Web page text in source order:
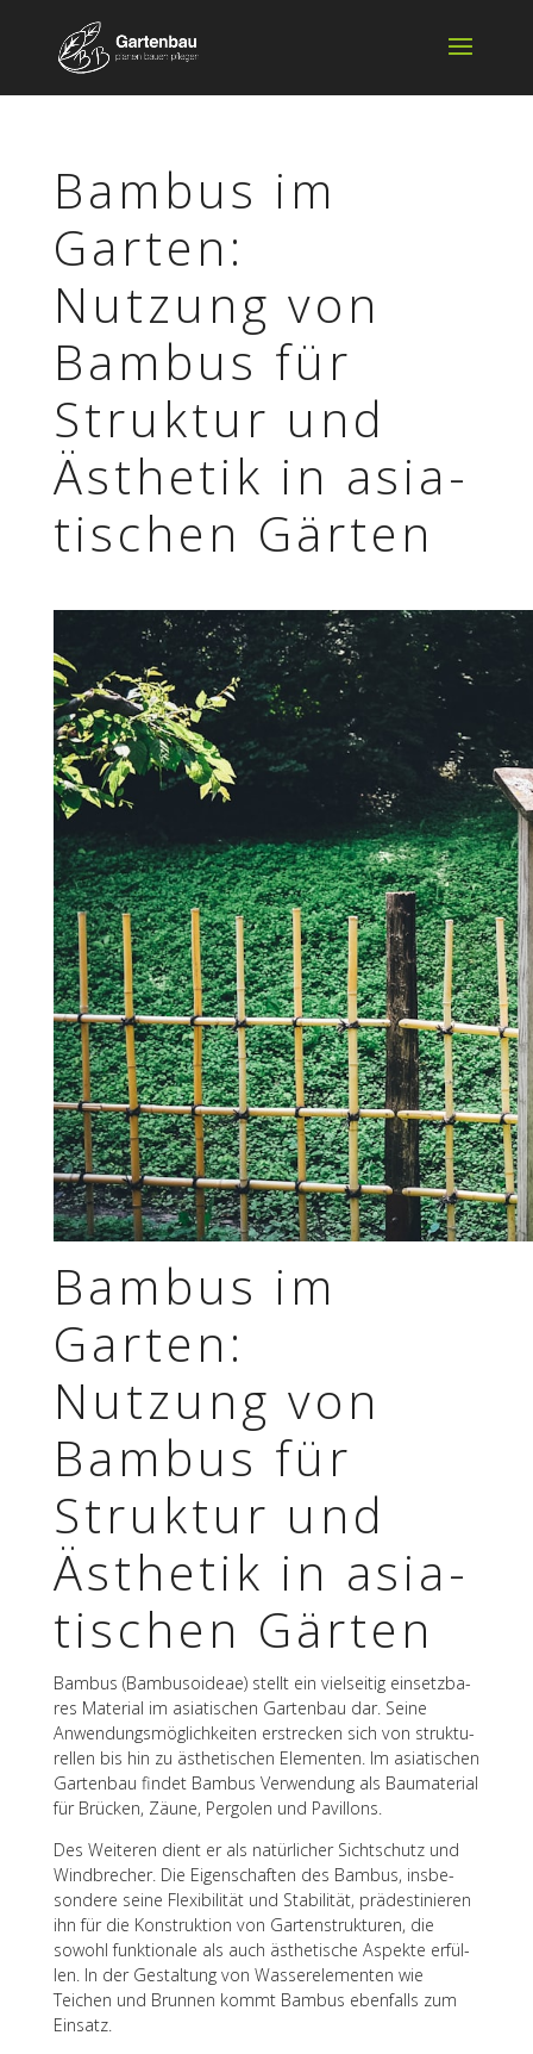
Bambus im
Garten:
Nutzung von
Bambus für
Struk­tur und
Ästhe­tik in asia­
ti­schen Gärten
Bambus im
Garten:
Nutzung von
Bambus für
Struk­tur und
Ästhe­tik in asia­
ti­schen Gärten
Bambus (Bambu­so­ideae) stellt ein viel­sei­tig einsetz­ba­
res Mate­rial im asia­ti­schen Garten­bau dar. Seine
Anwen­dungs­mög­lich­kei­ten erstre­cken sich von struk­tu­
rel­len bis hin zu ästhe­ti­schen Elemen­ten. Im asia­ti­schen
Garten­bau findet Bambus Verwen­dung als Bauma­te­rial
für Brücken, Zäune, Pergo­len und Pavillons.
Des Weite­ren dient er als natür­li­cher Sicht­schutz und
Wind­bre­cher. Die Eigen­schaf­ten des Bambus, insbe­
son­dere seine Flexi­bi­li­tät und Stabi­li­tät, präde­sti­nie­ren
ihn für die Konstruk­tion von Garten­struk­tu­ren, die
sowohl funk­tio­nale als auch ästhe­ti­sche Aspekte erfül­
len. In der Gestal­tung von Wasser­ele­men­ten wie
Teichen und Brun­nen kommt Bambus eben­falls zum
Einsatz.